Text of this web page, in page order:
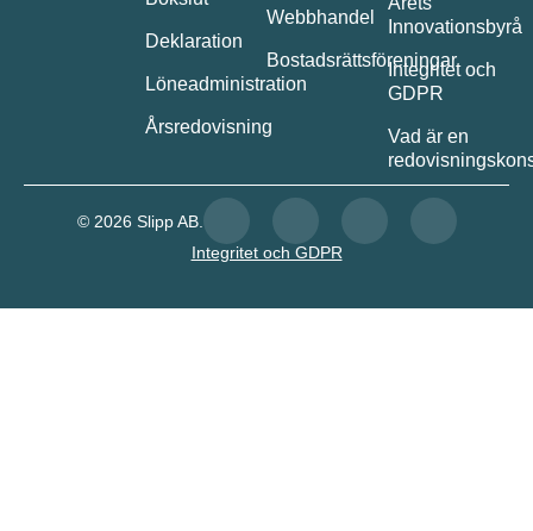
Deklaration
Löneadministration
Årsredovisning
Webbhandel
Bostadsrättsföreningar
Innovationsbyrå
Integritet och
GDPR
Vad är en
© 2026 Slipp AB.
Integritet och GDPR